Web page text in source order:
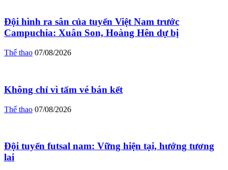
Đội hình ra sân của tuyển Việt Nam trước
Campuchia: Xuân Son, Hoàng Hên dự bị
Thể thao 07/08/2026
Không chỉ vì tấm vé bán kết
Thể thao 07/08/2026
Đội tuyển futsal nam: Vững hiện tại, hướng tương
lai